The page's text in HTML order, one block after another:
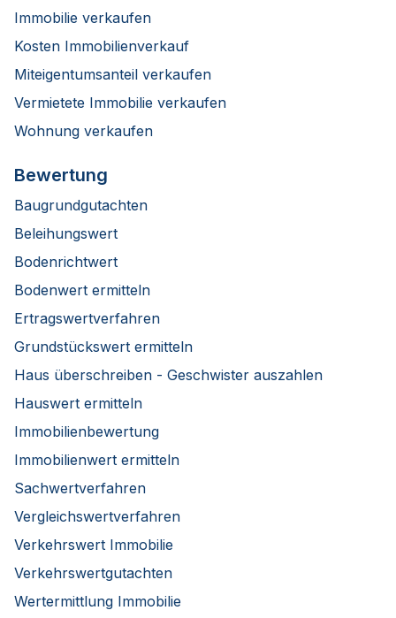
Immobilie verkaufen
Kosten Immobilienverkauf
Miteigentumsanteil verkaufen
Vermietete Immobilie verkaufen
Wohnung verkaufen
Bewertung
Baugrundgutachten
Beleihungswert
Bodenrichtwert
Bodenwert ermitteln
Ertragswertverfahren
Grundstückswert ermitteln
Haus überschreiben - Geschwister auszahlen
Hauswert ermitteln
Immobilienbewertung
Immobilienwert ermitteln
Sachwertverfahren
Vergleichswertverfahren
Verkehrswert Immobilie
Verkehrswertgutachten
Wertermittlung Immobilie